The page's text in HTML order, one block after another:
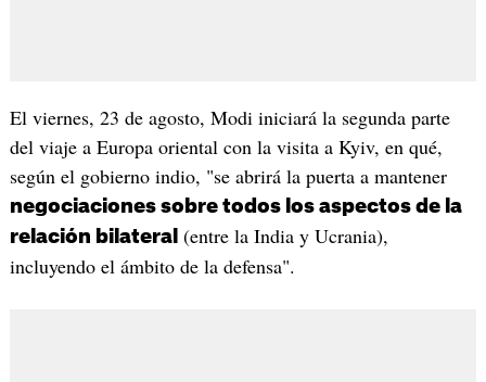
El viernes, 23 de agosto, Modi iniciará la segunda parte
del viaje a Europa oriental con la visita a Kyiv, en qué,
según el gobierno indio, "se abrirá la puerta a mantener
negociaciones sobre todos los aspectos de la
relación bilateral (entre la India y Ucrania),
incluyendo el ámbito de la defensa".